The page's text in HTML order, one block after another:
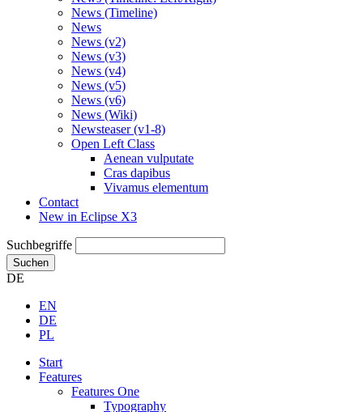
News (Timeline)
News
News (v2)
News (v3)
News (v4)
News (v5)
News (v6)
News (Wiki)
Newsteaser (v1-8)
Open Left Class
Aenean vulputate
Cras dapibus
Vivamus elementum
Contact
New in Eclipse X3
Suchbegriffe
Suchen
DE
EN
DE
PL
Start
Features
Features One
Typography